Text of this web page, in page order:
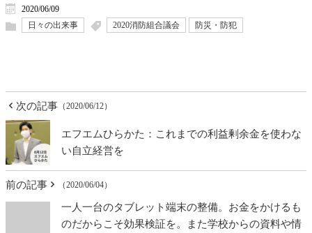
2020/06/09
日々の出来事
2020消防組合議会 防災・防犯
次の記事 （2020/06/12）
エフエムひらかた：これまでの利益剰余金を使わな
い自立経営を
前の記事 （2020/06/04）
一人一台のタブレット端末の整備。お金をかけるも
のだからこそ効果検証を。また学校からの資料や情